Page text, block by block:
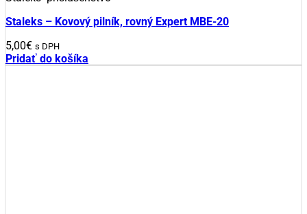
Staleks – Kovový pilník, rovný Expert MBE-20
5,00€ s DPH
Pridať do košíka